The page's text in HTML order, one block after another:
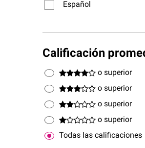
Español
Calificación
o superior
o superior
o superior
o superior
Todas las calificaciones